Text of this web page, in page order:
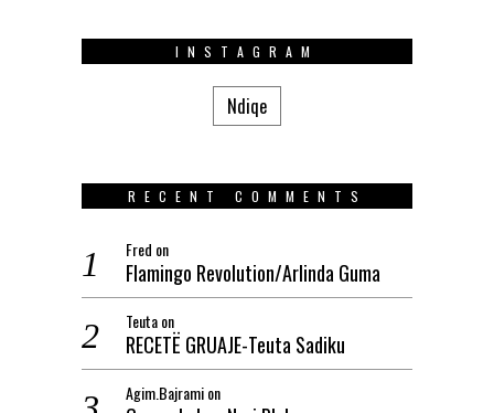
INSTAGRAM
Ndiqe
RECENT COMMENTS
Fred on
Flamingo Revolution/Arlinda Guma
Teutaon
RECETË GRUAJE-Teuta Sadiku
Agim.Bajramion